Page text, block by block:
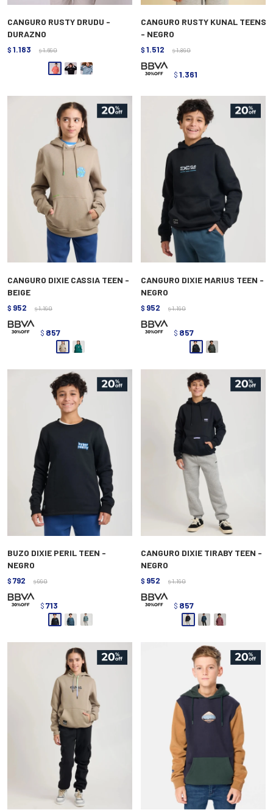
CANGURO RUSTY DRUDU -
DURAZNO
$ 1.183 $ 1.690
CANGURO RUSTY KUNAL TEENS
- NEGRO
$ 1.512 $ 1.890
$ 1.361
CANGURO DIXIE CASSIA TEEN -
BEIGE
$ 952 $ 1.190
$ 857
CANGURO DIXIE MARIUS TEEN -
NEGRO
$ 952 $ 1.190
$ 857
BUZO DIXIE PERIL TEEN -
NEGRO
$ 792 $ 990
$ 713
CANGURO DIXIE TIRABY TEEN -
NEGRO
$ 952 $ 1.190
$ 857